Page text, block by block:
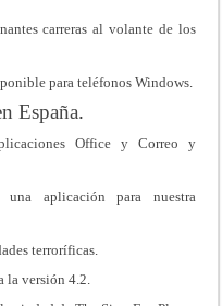
carreras al volante de los
para teléfonos Windows.
España.
Office y Correo y
una aplicación para nuestra
terroríficas.
la versión 4.2.